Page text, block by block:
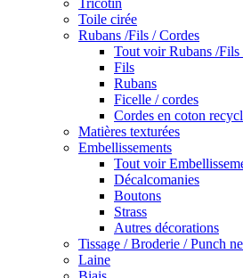
Tricotin
Toile cirée
Rubans /Fils / Cordes
Tout voir Rubans /Fils
Fils
Rubans
Ficelle / cordes
Cordes en coton
Matières texturées
Embellissements
Tout voir
Décalcomanies
Boutons
Strass
Autres décorations
Tissage / Broderie / Punch
Laine